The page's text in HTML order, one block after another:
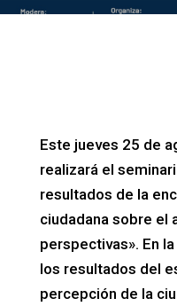
Este jueves 25 de
realizará el
resultados de la
ciudadana sobre el
perspectivas». En
los resultados del
percepción de la